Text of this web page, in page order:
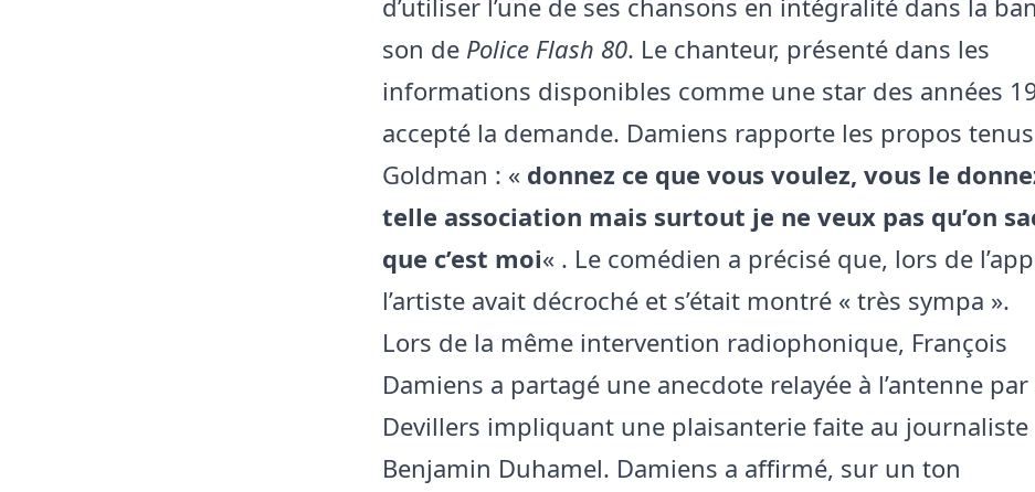
d’utiliser l’une de ses chansons en intégralité dans la
son de Police Flash 80. Le chanteur, présenté dans les
informations disponibles comme une star des années
accepté la demande. Damiens rapporte les propos
Goldman : « donnez ce que vous voulez, vous le
telle association mais surtout je ne veux pas qu’on
que c’est moi« . Le comédien a précisé que, lors de
l’artiste avait décroché et s’était montré « très sympa ».
Lors de la même intervention radiophonique, François
Damiens a partagé une anecdote relayée à l’antenne par
Devillers impliquant une plaisanterie faite au journaliste
Benjamin Duhamel. Damiens a affirmé, sur un ton